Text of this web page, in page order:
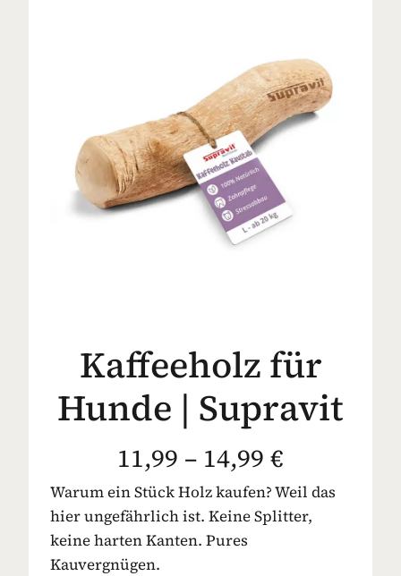
Kaffeeholz für
Hunde | Supravit
11,99 – 14,99 €
Warum ein Stück Holz kaufen? Weil das
hier ungefährlich ist. Keine Splitter,
keine harten Kanten. Pures
Kauvergnügen.